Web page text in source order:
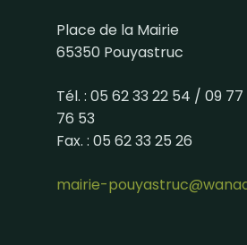
Place de la Mairie
65350 Pouyastruc
Tél. : 05 62 33 22 54 / 09
76 53
Fax. : 05 62 33 25 26
mairie-